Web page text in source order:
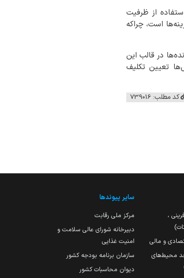
از ظرفیت
است، چراکه
از پرونده‌ها در قالب این
تعیین تکلیف
کد مطلب: 739016
،
و مالی
محیط‌های
سایر پیوندها
مرکز ملی رقابت
دبیرخانه شورای عالی سلامت و
امنیت غذایی
سازمان برنامه بودجه کشور
دیوان محاسبات کشور